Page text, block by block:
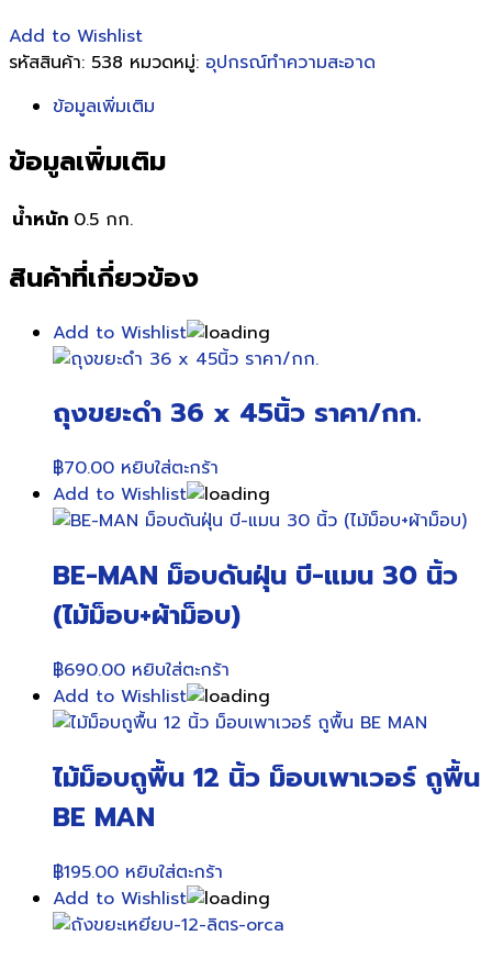
Add to Wishlist
รหัสสินค้า: 538 หมวดหมู่: อุปกรณ์ทำความสะอาด
ข้อมูลเพิ่มเติม
ข้อมูลเพิ่มเติม
น้ำหนัก 0.5 กก.
สินค้าที่เกี่ยวข้อง
Add to Wishlist
ถุงขยะดำ 36 x 45นิ้ว ราคา/กก.
฿70.00 หยิบใส่ตะกร้า
Add to Wishlist
BE-MAN ม็อบดันฝุ่น บี-แมน 30 นิ้ว
(ไม้ม็อบ+ผ้าม็อบ)
฿690.00 หยิบใส่ตะกร้า
Add to Wishlist
ไม้ม็อบถูพื้น 12 นิ้ว ม็อบเพาเวอร์ ถูพื้น
BE MAN
฿195.00 หยิบใส่ตะกร้า
Add to Wishlist